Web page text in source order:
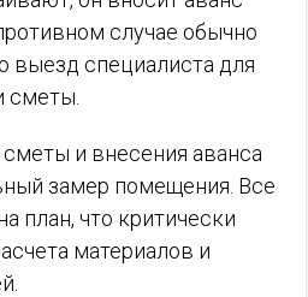
случае обычно
выезд специалиста для
сметы.
и внесения аванса
замер помещения. Все
план, что критически
материалов и